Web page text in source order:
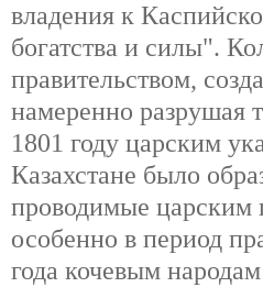
владения к
богатства и силы".
правительством,
намеренно разрушая
1801 году царским
Казахстане было
проводимые царским
особенно в период
года кочевым